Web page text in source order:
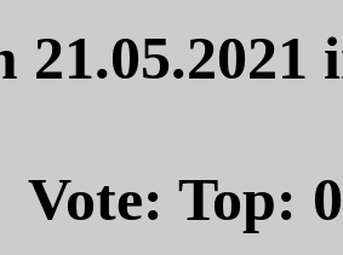
Vote: Top: 0